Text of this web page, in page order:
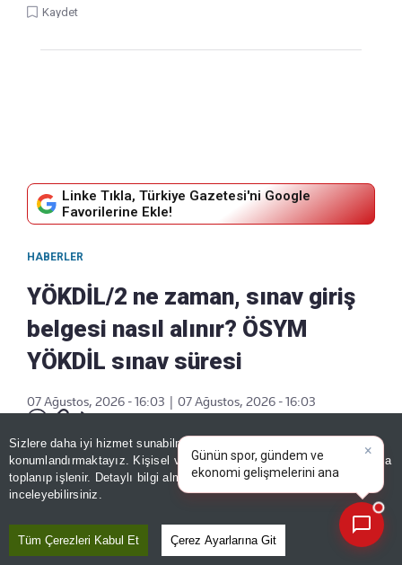
Sizlere daha iyi hizmet sunabilmek adına sitemizde
konumlandırmaktayız. Kişisel verileriniz, KVKK ve GDPR kapsamında
toplanıp işlenir. Detaylı bilgi almak içinAydınlatma Metnimizi
inceleyebilirsiniz.
Tüm Çerezleri Kabul Et Çerez Ayarlarına Git
Kaydet
Linke Tıkla, Türkiye Gazetesi'ni Google
Favorilerine Ekle!
HABERLER
YÖKDİL/2 ne zaman, sınav giriş
belgesi nasıl alınır? ÖSYM
YÖKDİL sınav süresi
07 Ağustos, 2026 - 16:03
07 Ağustos, 2026 - 16:03
×
Günün spor, gündem ve
ekonomi gelişmelerini analiz
edin!|